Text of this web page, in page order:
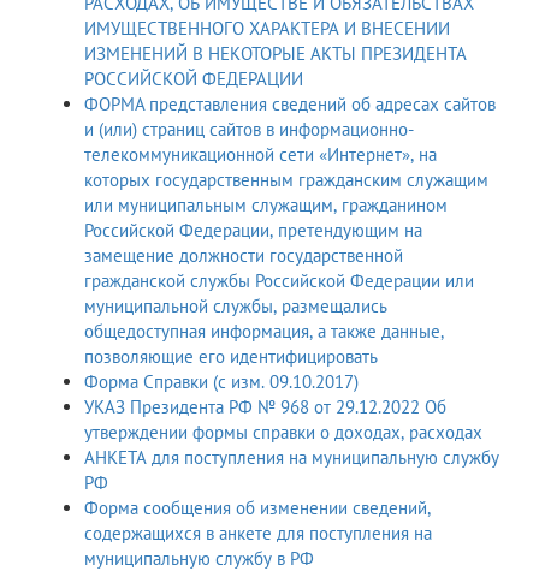
ИМУЩЕСТВЕННОГО ХАРАКТЕРА И ВНЕСЕНИИ
ИЗМЕНЕНИЙ В НЕКОТОРЫЕ АКТЫ ПРЕЗИДЕНТА
РОССИЙСКОЙ ФЕДЕРАЦИИ
ФОРМА представления сведений об адресах сайтов
и (или) страниц сайтов в информационно-
телекоммуникационной сети «Интернет», на
которых государственным гражданским служащим
или муниципальным служащим, гражданином
Российской Федерации, претендующим на
замещение должности государственной
гражданской службы Российской Федерации или
муниципальной службы, размещались
общедоступная информация, а также данные,
позволяющие его идентифицировать
Форма Справки (с изм. 09.10.2017)
УКАЗ Президента РФ № 968 от 29.12.2022 Об
утверждении формы справки о доходах, расходах
АНКЕТА для поступления на муниципальную службу
РФ
Форма сообщения об изменении сведений,
содержащихся в анкете для поступления на
муниципальную службу в РФ